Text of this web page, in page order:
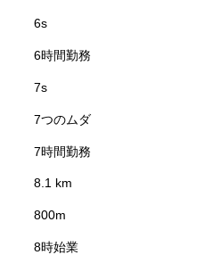
6s
6時間勤務
7s
7つのムダ
7時間勤務
8.1 km
800m
8時始業